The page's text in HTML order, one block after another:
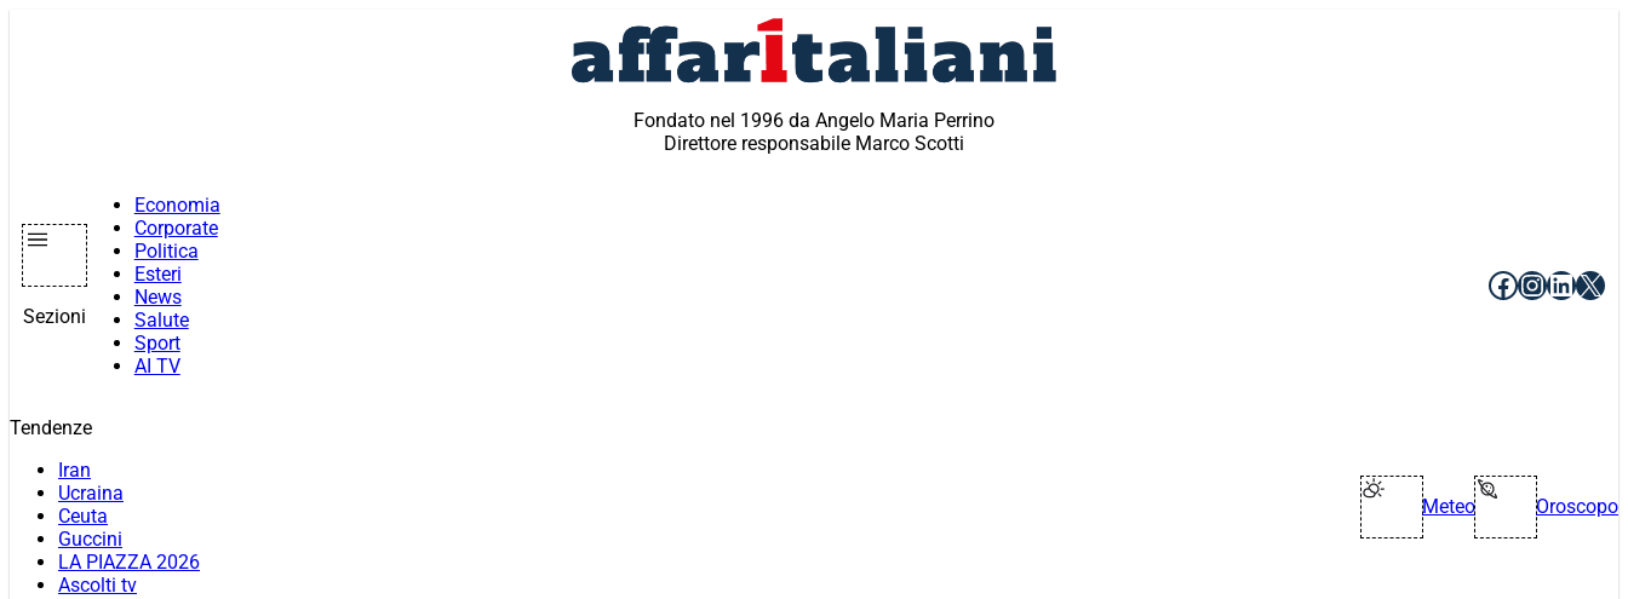
Fondato nel 1996 da Angelo Maria Perrino
Direttore responsabile Marco Scotti
Sezioni
Economia
Corporate
Politica
Esteri
News
Salute
Sport
AI TV
Facebook
X
Tendenze
Iran
Ucraina
Ceuta
Guccini
LA PIAZZA 2026
Ascolti tv
Meteo Oroscopo